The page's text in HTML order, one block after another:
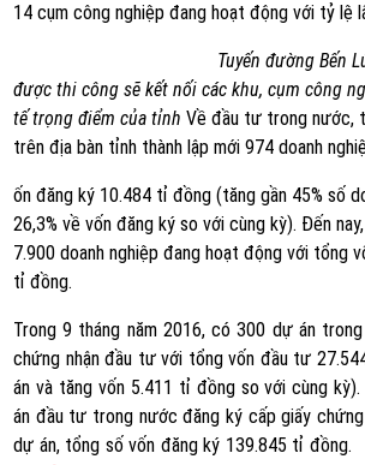
14 cụm công nghiệp đang hoạt động với tỷ lệ
Tuyến đường Bến
được thi công sẽ kết nối các khu, cụm công
tế trọng điểm của tỉnh Về đầu tư trong nước,
trên địa bàn tỉnh thành lập mới 974 doanh
ốn đăng ký 10.484 tỉ đồng (tăng gần 45% số
26,3% về vốn đăng ký so với cùng kỳ). Đến
7.900 doanh nghiệp đang hoạt động với tổng
tỉ đồng.
Trong 9 tháng năm 2016, có 300 dự án
chứng nhận đầu tư với tổng vốn đầu tư
án và tăng vốn 5.411 tỉ đồng so với cùng
án đầu tư trong nước đăng ký cấp giấy
dự án, tổng số vốn đăng ký 139.845 tỉ đồng.